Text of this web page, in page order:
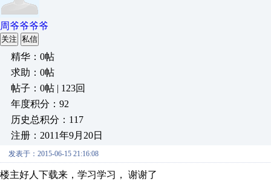
周爷爷爷爷
关注 私信
精华：0帖
求助：0帖
帖子：0帖 | 123回
年度积分：92
历史总积分：117
注册：2011年9月20日
发表于：2015-06-15 21:16:08
楼主好人下载来，学习学习， 谢谢了